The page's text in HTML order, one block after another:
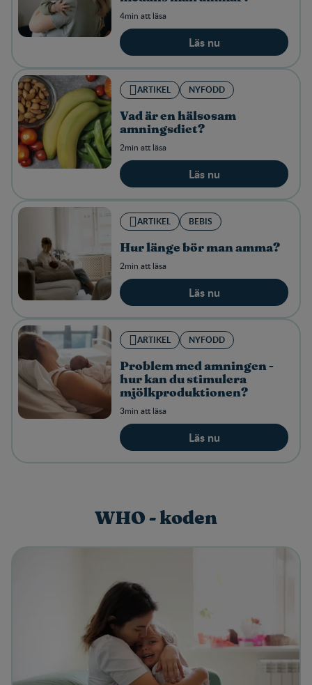
4min att läsa
Läs nu
ARTIKEL NYFÖDD
Vad är en hälsosam
amningsdiet?
2min att läsa
Läs nu
ARTIKEL BEBIS
Hur länge bör man amma?
2min att läsa
Läs nu
ARTIKEL NYFÖDD
Problem med amningen -
hur kan du stimulera
mjölkproduktionen?
3min att läsa
Läs nu
WHO - koden